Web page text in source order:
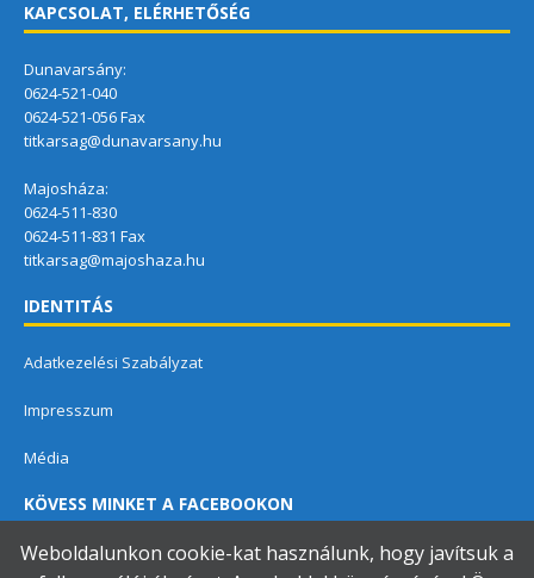
KAPCSOLAT, ELÉRHETŐSÉG
Dunavarsány:
0624-521-040
0624-521-056 Fax
titkarsag@dunavarsany.hu
Majosháza:
0624-511-830
0624-511-831 Fax
titkarsag@majoshaza.hu
IDENTITÁS
Adatkezelési Szabályzat
Impresszum
Média
KÖVESS MINKET A FACEBOOKON
Weboldalunkon cookie-kat használunk, hogy javítsuk a